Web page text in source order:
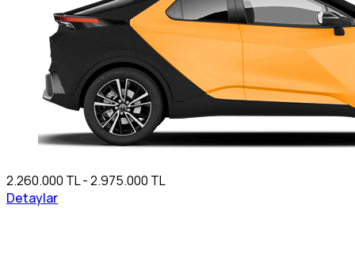
2.260.000 TL - 2.975.000 TL
Detaylar